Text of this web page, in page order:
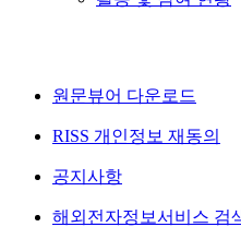
원문뷰어 다운로드
RISS 개인정보 재동의
공지사항
해외전자정보서비스 검